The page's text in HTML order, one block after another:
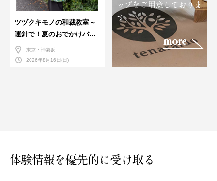
ツヅクキモノの和裁教室～
運針で！夏のおでかけバン
ダナバッグづくり～
東京・神楽坂
2026年8月16日(日)
ップをご用意しておりま
す。
more
体験情報を優先的に受け取る